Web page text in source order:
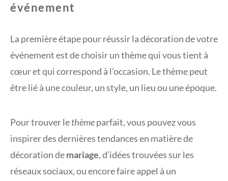
événement
La première étape pour réussir la décoration de votre
événement est de choisir un thème qui vous tient à
cœur et qui correspond à l’occasion. Le thème peut
être lié à une couleur, un style, un lieu ou une époque.
Pour trouver lethèmeparfait, vous pouvez vous
inspirer des dernières tendances en matière de
décoration demariage, d’idées trouvées sur les
réseaux sociaux, ou encore faire appel à un